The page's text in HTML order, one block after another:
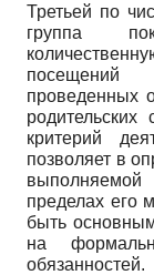
Третьей по
группа
посещений
проведенных
критерий
позволяет в
пределах его
быть
на
обязанностей.